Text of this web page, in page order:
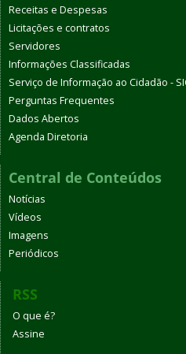
Receitas e Despesas
Licitações e contratos
Servidores
Informações Classificadas
Serviço de Informação ao Cidadão -
Perguntas Frequentes
Dados Abertos
Agenda Diretoria
Central de Conteúdos
Notícias
Vídeos
Imagens
Periódicos
RSS
O que é?
Assine